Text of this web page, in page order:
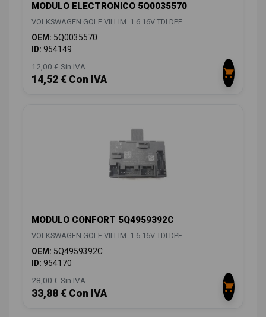
MODULO ELECTRONICO 5Q0035570
VOLKSWAGEN GOLF VII LIM. 1.6 16V TDI DPF
OEM: 5Q0035570
ID: 954149
12,00 € Sin IVA
14,52 € Con IVA
MODULO CONFORT 5Q4959392C
VOLKSWAGEN GOLF VII LIM. 1.6 16V TDI DPF
OEM: 5Q4959392C
ID: 954170
28,00 € Sin IVA
33,88 € Con IVA